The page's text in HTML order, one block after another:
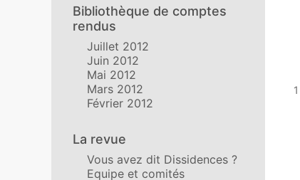
Bibliothèque de comptes
rendus
Juillet 2012
Juin 2012
Mai 2012
Mars 2012
Février 2012
La revue
Vous avez dit Dissidences ?
Equipe et comités